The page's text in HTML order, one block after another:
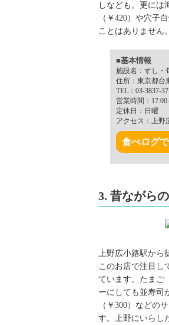
しなども。更には
（￥420）や穴子
ことはありません
■基本情報
施設名：すし・
住所：東京都台
TEL：03-3837-
営業時間：17:00
定休日：日曜
アクセス：上野
食べログ
3. 昔ながら
上野広小路駅から
このお店で注目し
ています。たまご
ーにしても並寿司
（￥300）などの
す。上野にいらし